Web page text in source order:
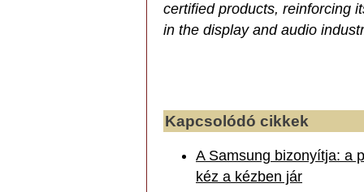
certified products, reinforcing
in the display and audio
Kapcsolódó cikkek
A Samsung bizonyítja: a
kéz a kézben jár